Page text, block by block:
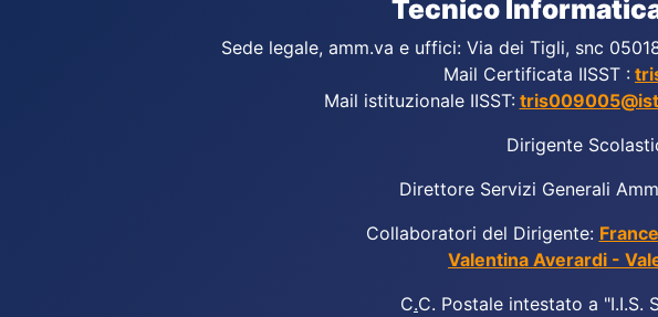
Tecnico
Sede legale, amm.va e uffici: Via dei Tigli, snc
Mail Certificata IISST :
Mail istituzionale IISST:
Dirigente
Direttore Servizi Generali
Collaboratori del Dirigente:
Valentina Averardi -
C.C. Postale intestato a "I.I.S.